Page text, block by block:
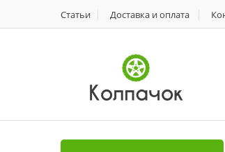
Статьи Доставка и оплата